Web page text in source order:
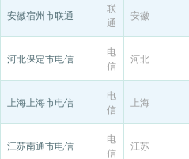
安徽宿州市联通
联
通
安徽
河北保定市电信
电
信
河北
上海上海市电信
电
信
上海
江苏南通市电信
电
信
江苏